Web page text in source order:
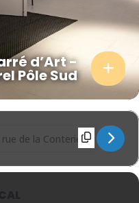
d’Art -
Pôle Sud
Gilles Roudière [LFfGIT7xZ]
Address - Gilles